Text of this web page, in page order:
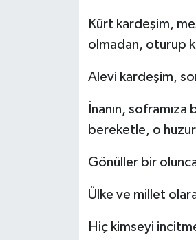
Kürt kardeşim,
olmadan, oturup
Alevi kardeşim,
İnanın,
bereketle, o
Gönüller bir
Ülke ve millet
Hiç kimseyi